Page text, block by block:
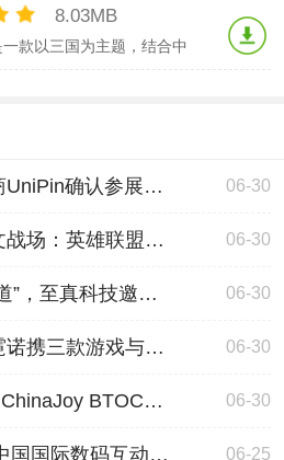
关羽的青龙偃月刀、赵云
角色成
8.03MB
一款以三国为主题，结合中
全球领先支付服务商UniPin确认参展2025 ChinaJoy BTOB，助力数字娱乐产业全球化(全球支付app) 06-30
召唤师集合！《符文战场：英雄联盟对战卡牌》空降ChinaJoy！(召唤符咒) 06-30
助力出海驶入“快车道”，至真科技邀您共聚2025 ChinaJoy盛会！ 06-30
经典与新作同台！霓诺携三款游戏与粉丝相约2025 ChinaJoy(与经典同行的内容) 06-30
4399确认参展2025 ChinaJoy BTOC，好游戏就要一起玩！(4399年会) 06-30
2025年第二十二届中国国际数码互动娱乐展览会 ChinaJoy 新闻发布会在沪召开，展会亮点全解析(2025年第二十四个安全生产月主题是) 06-25